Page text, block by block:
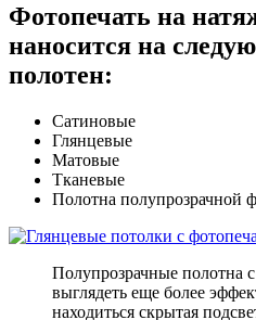
Фотопечать на
наносится на
полотен:
Сатиновые
Глянцевые
Матовые
Тканевые
Полотна полупрозрачной
Полупрозрачные полотна
выглядеть еще более
находиться скрытая